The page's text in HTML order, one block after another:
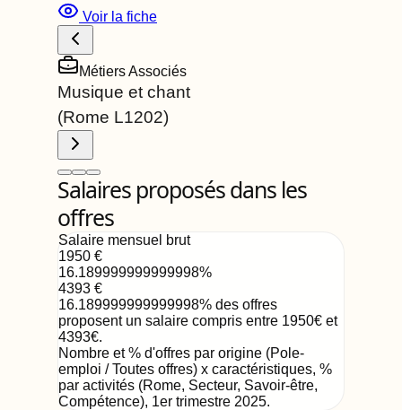
Voir la fiche
Métiers Associés
Musique et chant
(Rome L1202)
Salaires proposés dans les
offres
Salaire mensuel brut
1950 €
16.189999999999998%
4393 €
16.189999999999998% des offres
proposent un salaire compris entre 1950€ et
4393€.
Nombre et % d'offres par origine (Pole-
emploi / Toutes offres) x caractéristiques, %
par activités (Rome, Secteur, Savoir-être,
Compétence), 1er trimestre 2025.